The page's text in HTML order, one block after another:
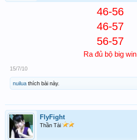
46-56
46-57
56-57
Ra đủ bộ big win
15/7/10
nuilua thích bài này.
FlyFight
Thần Tài